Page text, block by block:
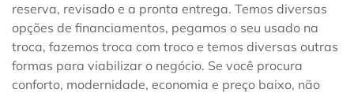
reserva, revisado e a pronta entrega. Temos diversas
opções de financiamentos, pegamos o seu usado na
troca, fazemos troca com troco e temos diversas outras
formas para viabilizar o negócio. Se você procura
conforto, modernidade, economia e preço baixo, não